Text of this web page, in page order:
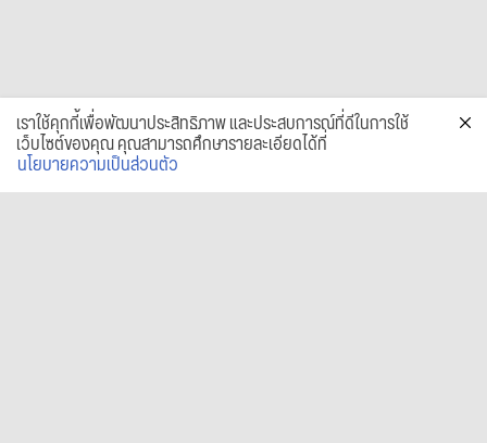
เราใช้คุกกี้เพื่อพัฒนาประสิทธิภาพ และประสบการณ์ที่ดีในการใช้
เว็บไซต์ของคุณ คุณสามารถศึกษารายละเอียดได้ที่
นโยบายความเป็นส่วนตัว